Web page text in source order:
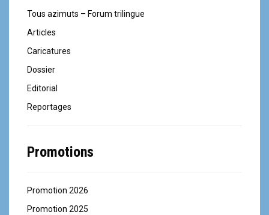
Tous azimuts – Forum trilingue
Articles
Caricatures
Dossier
Editorial
Reportages
Promotions
Promotion 2026
Promotion 2025